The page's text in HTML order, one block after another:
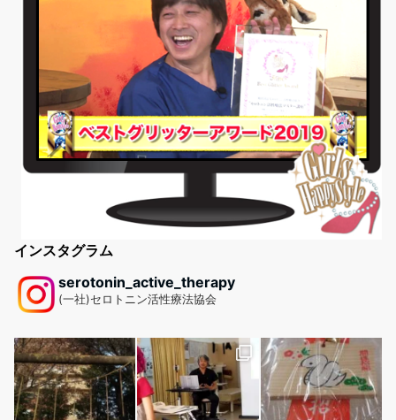
インスタグラム
serotonin_active_therapy
(一社)セロトニン活性療法協会